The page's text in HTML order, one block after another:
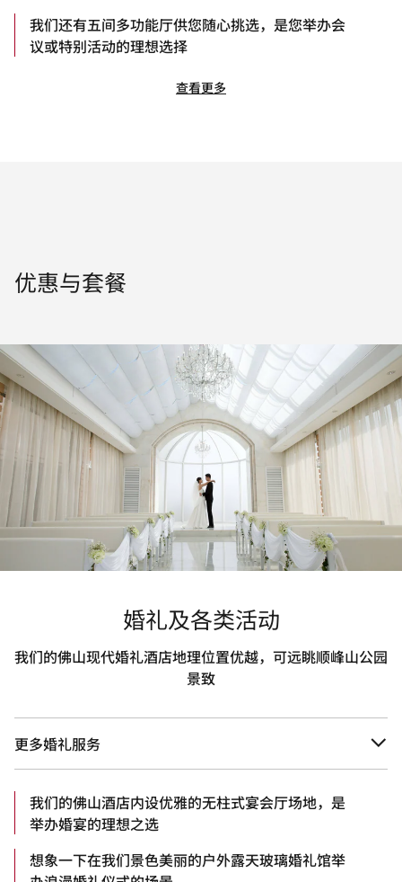
我们还有五间多功能厅供您随心挑选，是您举办会
议或特别活动的理想选择
查看更多
优惠与套餐
婚礼及各类活动
我们的佛山现代婚礼酒店地理位置优越，可远眺顺峰山公园
景致
更多婚礼服务
我们的佛山酒店内设优雅的无柱式宴会厅场地，是
举办婚宴的理想之选
想象一下在我们景色美丽的户外露天玻璃婚礼馆举